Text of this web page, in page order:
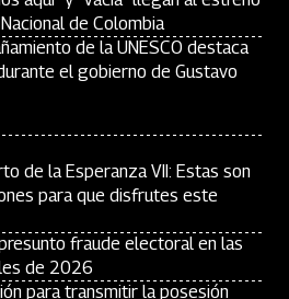
de Colombia
de la UNESCO destaca
el gobierno de Gustavo
de la Esperanza VII: Estas son
para que disfrutes este
fraude electoral en las
de 2026
para transmitir la posesión